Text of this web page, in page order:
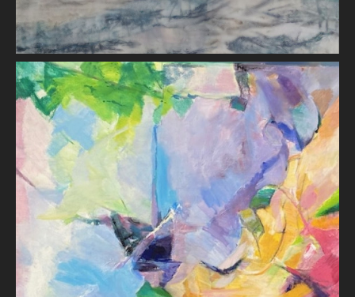
Bords de Loire I
Monique GEORGER